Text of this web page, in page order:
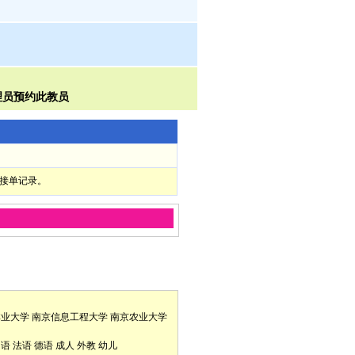
单记录。
大学 南京信息工程大学 南京农业大学
法语 德语 成人 外教 幼儿